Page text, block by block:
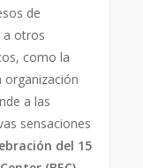
de
a otros
como la
organización
a las
sensaciones
del 15